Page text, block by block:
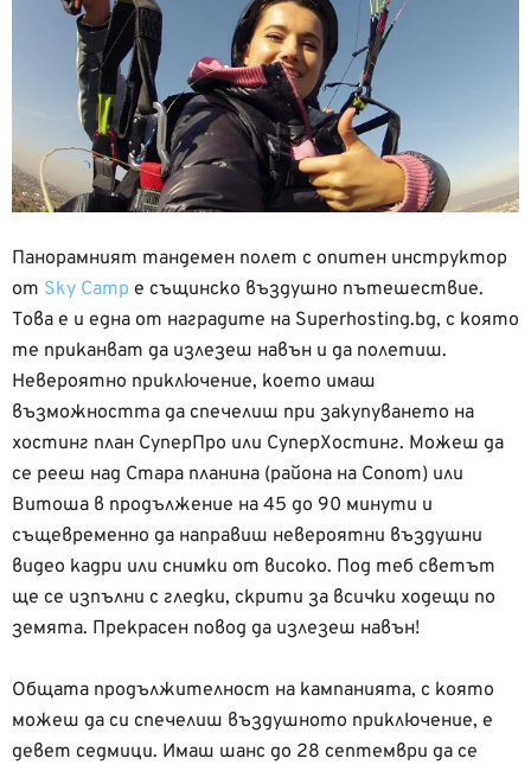
Панорамният тандемен полет с опитен инструктор
от Sky Camp е същинско въздушно пътешествие.
Това е и една от наградите на Superhosting.bg, с която
те приканват да излезеш навън и да полетиш.
Невероятно приключение, което имаш
възможността да спечелиш при закупуването на
хостинг план СуперПро или СуперХостинг. Можеш да
се рееш над Стара планина (района на Сопот) или
Витоша в продължение на 45 до 90 минути и
същевременно да направиш невероятни въздушни
видео кадри или снимки от високо. Под теб светът
ще се изпълни с гледки, скрити за всички ходещи по
земята. Прекрасен повод да излезеш навън!
Общата продължителност на кампанията, с която
можеш да си спечелиш въздушното приключение, е
девет седмици. Имаш шанс до 28 септември да се